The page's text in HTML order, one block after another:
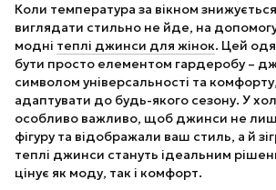
Коли температура за вікном
виглядати стильно не йде, на
модні теплі джинси для жінок. Цей
бути просто елементом гардеробу –
символом універсальності та
адаптувати до будь-якого сезону. У
особливо важливо, щоб джинси не
фігуру та відображали ваш стиль, а й
теплі джинси стануть ідеальним
цінує як моду, так і комфорт.